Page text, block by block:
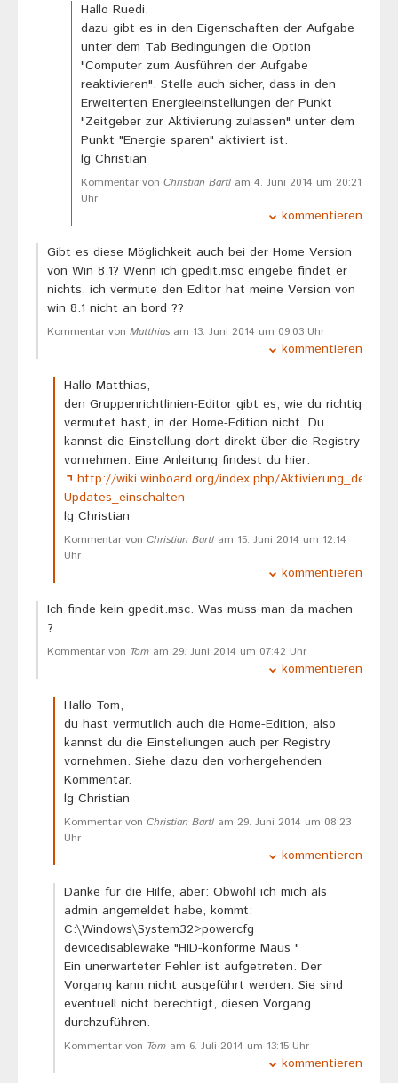
Hallo Ruedi,
dazu gibt es in den Eigenschaften der Aufgabe
unter dem Tab Bedingungen die Option
"Computer zum Ausführen der Aufgabe
reaktivieren". Stelle auch sicher, dass in den
Erweiterten Energieeinstellungen der Punkt
"Zeitgeber zur Aktivierung zulassen" unter dem
Punkt "Energie sparen" aktiviert ist.
lg Christian
Kommentar von Christian Bartl am 4. Juni 2014 um 20:21
Uhr
kommentieren
Gibt es diese Möglichkeit auch bei der Home Version
von Win 8.1? Wenn ich gpedit.msc eingebe findet er
nichts, ich vermute den Editor hat meine Version von
win 8.1 nicht an bord ??
Kommentar von Matthias am 13. Juni 2014 um 09:03 Uhr
kommentieren
Hallo Matthias,
den Gruppenrichtlinien-Editor gibt es, wie du richtig
vermutet hast, in der Home-Edition nicht. Du
kannst die Einstellung dort direkt über die Registry
vornehmen. Eine Anleitung findest du hier:
http://wiki.winboard.org/index.php/
Updates_einschalten
lg Christian
Kommentar von Christian Bartl am 15. Juni 2014 um 12:14
Uhr
kommentieren
Ich finde kein gpedit.msc. Was muss man da machen
?
Kommentar von Tom am 29. Juni 2014 um 07:42 Uhr
kommentieren
Hallo Tom,
du hast vermutlich auch die Home-Edition, also
kannst du die Einstellungen auch per Registry
vornehmen. Siehe dazu den vorhergehenden
Kommentar.
lg Christian
Kommentar von Christian Bartl am 29. Juni 2014 um 08:23
Uhr
kommentieren
Danke für die Hilfe, aber: Obwohl ich mich als
admin angemeldet habe, kommt:
C:\Windows\System32>powercfg
devicedisablewake "HID-konforme Maus "
Ein unerwarteter Fehler ist aufgetreten. Der
Vorgang kann nicht ausgeführt werden. Sie sind
eventuell nicht berechtigt, diesen Vorgang
durchzuführen.
Kommentar von Tom am 6. Juli 2014 um 13:15 Uhr
kommentieren